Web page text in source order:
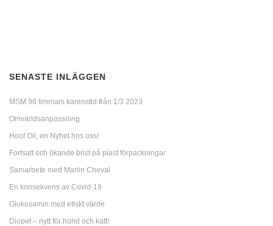
SENASTE INLÄGGEN
MSM 96 timmars karenstid från 1/3 2023
Omvärldsanpassning
Hoof Oil, en Nyhet hos oss!
Fortsatt och ökande brist på plast förpackningar
Samarbete med Marlin Cheval
En konsekvens av Covid-19
Glukosamin med etiskt värde
Diopet – nytt för hund och katt!